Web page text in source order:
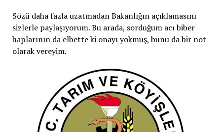
Sözü daha fazla uzatmadan Bakanlığın açıklamasını
sizlerle paylaşıyorum. Bu arada, sorduğum acı biber
haplarının da elbette ki onayı yokmuş, bunu da bir not
olarak vereyim.